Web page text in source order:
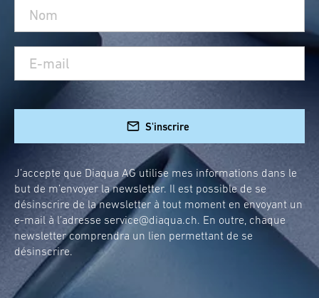
S'inscrire
J’accepte que Diaqua AG utilise mes informations dans le
but de m’envoyer la newsletter. Il est possible de se
désinscrire de la newsletter à tout moment en envoyant un
e-mail à l’adresse service@diaqua.ch. En outre, chaque
newsletter comprendra un lien permettant de se
désinscrire.